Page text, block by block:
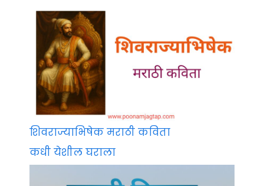
शिवराज्याभिषेक मराठी कविता
कधी येशील घराला